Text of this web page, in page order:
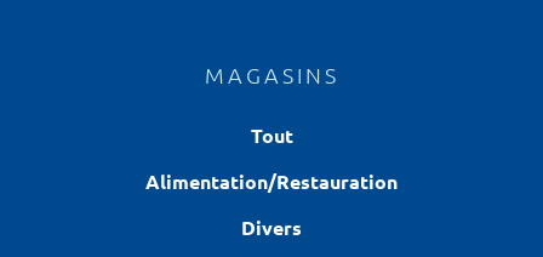
MAGASINS
Tout
Alimentation/Restauration
Divers